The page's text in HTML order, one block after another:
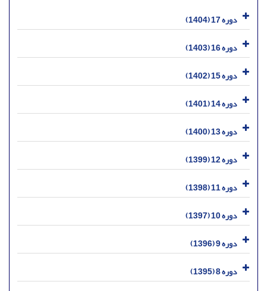
دوره 17 (1404)
دوره 16 (1403)
دوره 15 (1402)
دوره 14 (1401)
دوره 13 (1400)
دوره 12 (1399)
دوره 11 (1398)
دوره 10 (1397)
دوره 9 (1396)
دوره 8 (1395)